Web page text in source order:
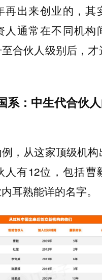
再出来创业的，其
人通常在不同机构
合伙人级别后，才
系：中生代合伙
，从这家顶级机
人有12位，包括曹
耳熟能详的名字。